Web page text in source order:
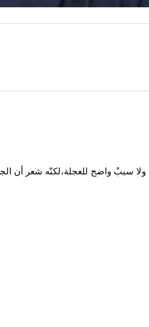
ولا سببٌ واضح للعجلة،لكنّه شعر أن